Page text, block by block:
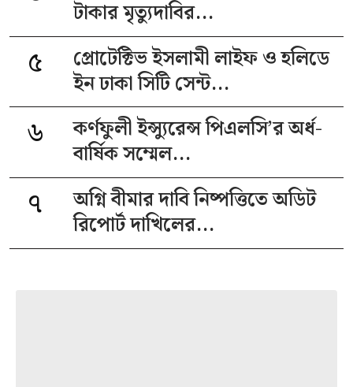
টাকার মৃত্যুদাবির...
৫
প্রোটেক্টিভ ইসলামী লাইফ ও হলিডে
ইন ঢাকা সিটি সেন্ট...
৬
কর্ণফুলী ইন্স্যুরেন্স পিএলসি’র অর্ধ-
বার্ষিক সম্মেল...
৭
অগ্নি বীমার দাবি নিষ্পত্তিতে অডিট
রিপোর্ট দাখিলের...